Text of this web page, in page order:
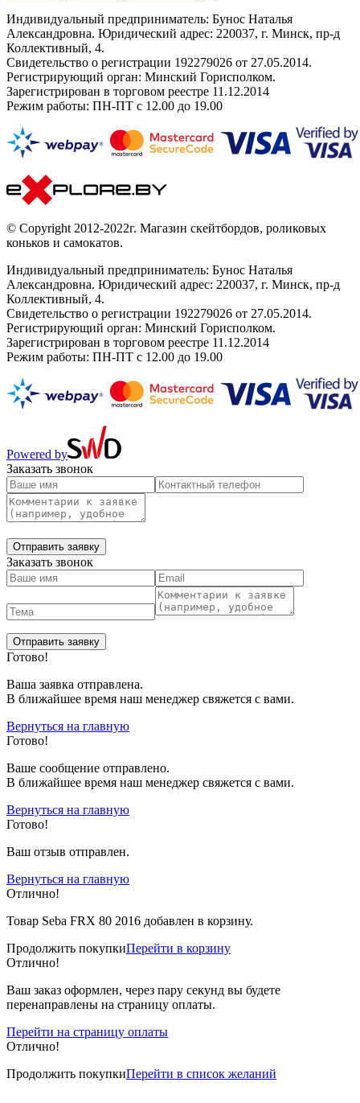
Индивидуальный предприниматель: Бунос Наталья
Александровна. Юридический адрес: 220037, г. Минск, пр-д
Коллективный, 4.
Свидетельство о регистрации 192279026 от 27.05.2014.
Регистрирующий орган: Минский Горисполком.
Зарегистрирован в торговом реестре 11.12.2014
Режим работы: ПН-ПТ с 12.00 до 19.00
© Copyright 2012-2022г. Магазин скейтбордов, роликовых
коньков и самокатов.
Индивидуальный предприниматель: Бунос Наталья
Александровна. Юридический адрес: 220037, г. Минск, пр-д
Коллективный, 4.
Свидетельство о регистрации 192279026 от 27.05.2014.
Регистрирующий орган: Минский Горисполком.
Зарегистрирован в торговом реестре 11.12.2014
Режим работы: ПН-ПТ с 12.00 до 19.00
Powered by
Заказать звонок
Заказать звонок
Готово!
Ваша заявка отправлена.
В ближайшее время наш менеджер свяжется с вами.
Вернуться на главную
Готово!
Вашe сообщение отправлено.
В ближайшее время наш менеджер свяжется с вами.
Вернуться на главную
Готово!
Ваш отзыв отправлен.
Вернуться на главную
Отлично!
Товар Seba FRX 80 2016 добавлен в корзину.
Продолжить покупкиПерейти в корзину
Отлично!
Ваш заказ оформлен, через пару секунд вы будете
перенаправлены на страницу оплаты.
Перейти на страницу оплаты
Отлично!
Продолжить покупкиПерейти в список желаний